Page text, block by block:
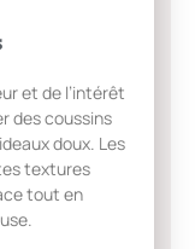
et de l’intérêt
des coussins
doux. Les
textures
tout en